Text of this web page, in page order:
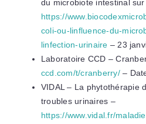
du microbiote intestinal
https://
coli-ou-linfluence-du-
linfection-urinaire – 23
Laboratoire CCD –
ccd.com/t/cranberry/–
VIDAL – La phytothérapie
troubles urinaires –
https://www.vidal.fr/